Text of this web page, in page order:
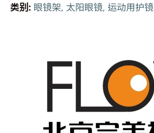
类别: 眼镜架, 太阳眼镜, 运动用护镜